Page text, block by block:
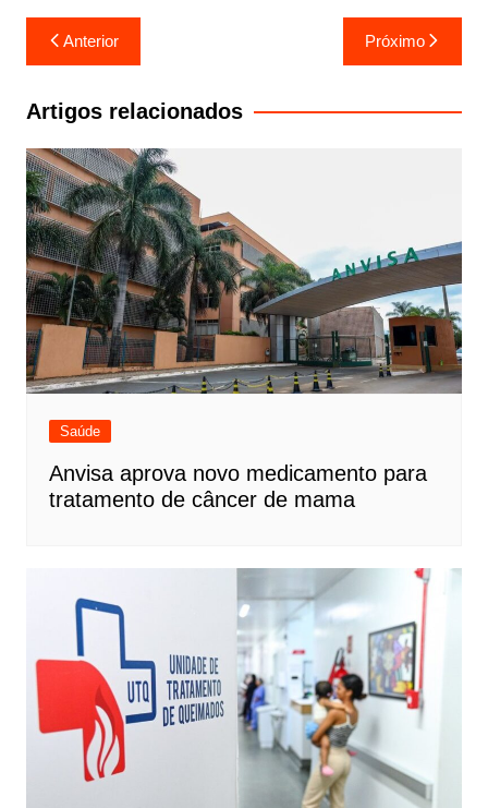
Navegação
de
Post
Anterior Próximo
Artigos relacionados
Saúde
Anvisa aprova novo medicamento para
tratamento de câncer de mama